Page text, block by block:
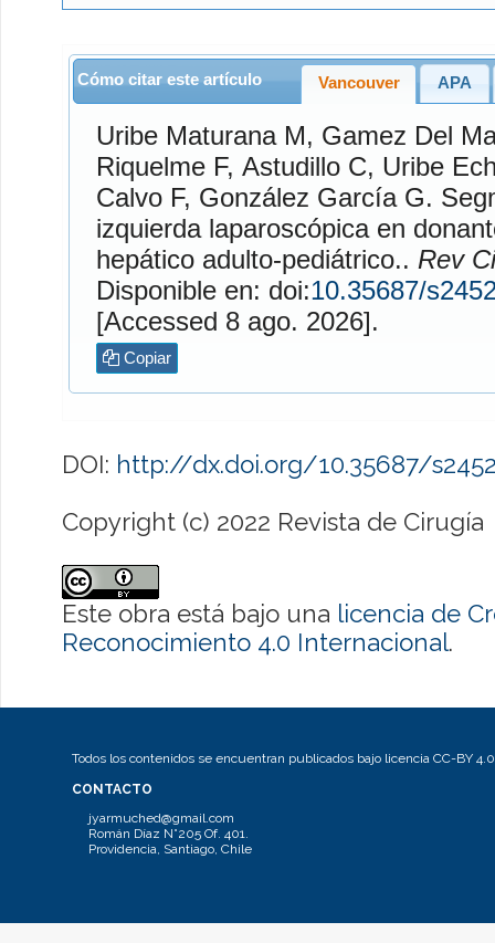
Cómo citar este artículo Vancouver APA
Uribe MaturanaM, Gamez Del
RiquelmeF, AstudilloC, Uribe
CalvoF, González GarcíaG. Segmentectomía lateral
izquierda laparoscópica en
hepático adulto-pediátrico.. Rev
Disponible en: doi:10.35687/
[Accessed 8 ago. 2026].
Copiar
DOI: http://dx.doi.org/10.35687/
Copyright (c) 2022 Revista de Cirugía
Este obra está bajo una licencia de
Reconocimiento 4.0 Internacional.
Todos los contenidos se encuentran publicados bajo licencia CC-BY 4.0
CONTACTO
jyarmuched@gmail.com
Román Díaz N°205 Of. 401.
Providencia, Santiago, Chile